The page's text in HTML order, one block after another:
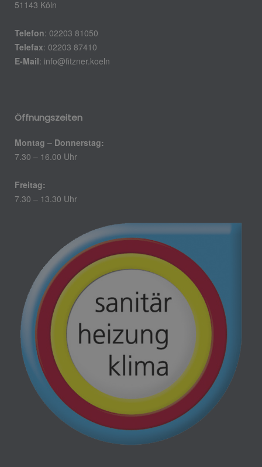
51143 Köln
Telefon: 02203 81050
Telefax: 02203 87410
E-Mail: info@fitzner.koeln
Öffnungszeiten
Montag – Donnerstag:
7.30 – 16.00 Uhr
Freitag:
7.30 – 13.30 Uhr